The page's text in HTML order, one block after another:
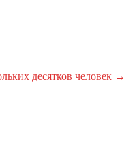
десятков человек →